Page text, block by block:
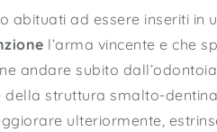
abituati ad essere inseriti in
l’arma vincente e che
andare subito
della struttura smalto-
ulteriormente,